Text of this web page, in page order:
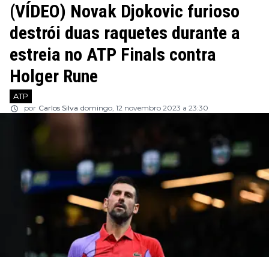
(VÍDEO) Novak Djokovic furioso
destrói duas raquetes durante a
estreia no ATP Finals contra
Holger Rune
ATP
por Carlos Silva domingo, 12 novembro 2023 a 23:30